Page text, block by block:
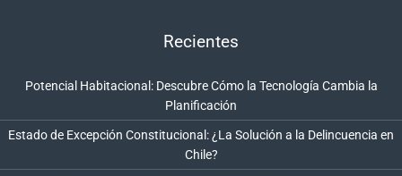
Recientes
Potencial Habitacional: Descubre Cómo la Tecnología Cambia la
Planificación
Estado de Excepción Constitucional: ¿La Solución a la Delincuencia en
Chile?